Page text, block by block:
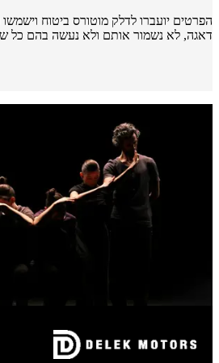
יועברו לדלק מוטורס ביטוח וישמשו
לא נשמור אותם ולא נעשה בהם כל